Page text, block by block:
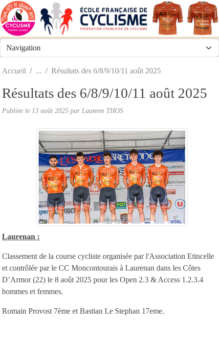
Accueil Résultats des 6/8/9/10/11 août 2025
Résultats des 6/8/9/10/11 août 2025
Publiée le 13 août 2025 par Laurenn THOS
Laurenan :
Classement de la course cycliste organisée par l'Association Etincelle
et contrôlée par le CC Moncontourais à Laurenan dans les Côtes
D’Armor (22) le 8 août 2025 pour les Open 2.3 & Access 1.2.3.4
hommes et femmes.
Romain Provost 7ème et Bastian Le Stephan 17eme.
Panneau de gestion des cookies